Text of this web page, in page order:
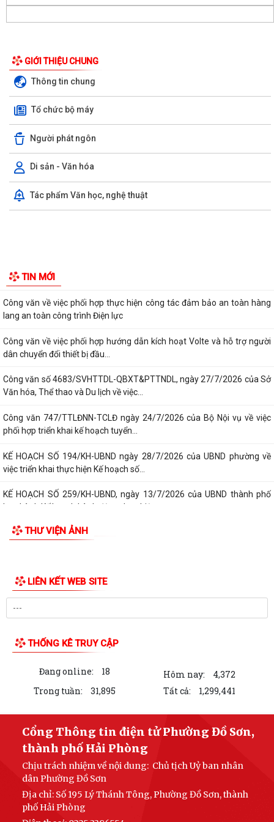
GIỚI THIỆU CHUNG
Thông tin chung
Tổ chức bộ máy
Người phát ngôn
Di sản - Văn hóa
Tác phẩm Văn học, nghệ thuật
TIN MỚI
XÂY DỰNG QUỐC GIA SỐ
phố Ban hành Bộ tiêu chí thực hiện Đề án...
Chung kết Hội thi lực lượng tham gia bảo vệ an ninh, trật tự ở cơ sở giỏi
toàn quốc (lần thứ 1) năm...
Nghị quyết số 23/2026/NQ-HĐND ngày 28/7/2026 của Hội đồng nhân
dân thành phố Hải Phòng Quy định mức...
Công văn về việc phối hợp thực hiện công tác đảm bảo an toàn hàng
lang an toàn công trình Điện lực
Công văn về việc phối hợp hướng dẫn kích hoạt Volte và hỗ trợ người
dân chuyển đổi thiết bị đầu...
Công văn số 4683/SVHTTDL-QBXT&PTTNDL, ngày 27/7/2026 của Sở
Văn hóa, Thể thao và Du lịch về việc...
Công văn 747/TTLĐNN-TCLĐ ngày 24/7/2026 của Bộ Nội vụ về việc
phối hợp triển khai kế hoạch tuyển...
KẾ HOẠCH SỐ 194/KH-UBND ngày 28/7/2026 của UBND phường về
ban hành Kế hoạch hành động thực hiện...
PHƯỜNG ĐỒ SƠN THAM DỰ HỘI NGHỊ TOÀN QUỐC NGHIÊN CỨU, HỌC
TẬP, QUÁN TRIỆT VÀ TRIỂN KHAI THỰC HIỆN...
Công văn 3616/STP-PBGDPL, ngày 28/7/2026 của Sở Tư pháp thành
KẾ HOẠCH SỐ 247/KH-UBND, ngày 04/7/2026 Về việc triển khai thi
hành Luật Thương mại điện tử
KẾ HOẠCH SỐ 249/KH-UBND, ngày 06/7/2026 về triển khai thực hiện
Nghị quyết số 88/NQ-CP ngày...